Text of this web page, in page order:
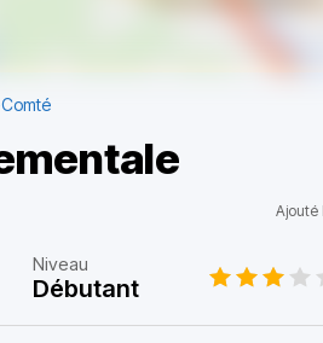
Ajouté
Niveau
Débutant